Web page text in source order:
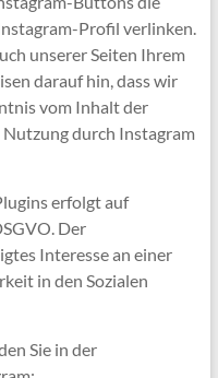
Profil verlinken.
unserer Seiten Ihrem
darauf hin, dass wir
vom Inhalt der
durch Instagram
erfolgt auf
Der
Interesse an einer
in den Sozialen
Sie in der